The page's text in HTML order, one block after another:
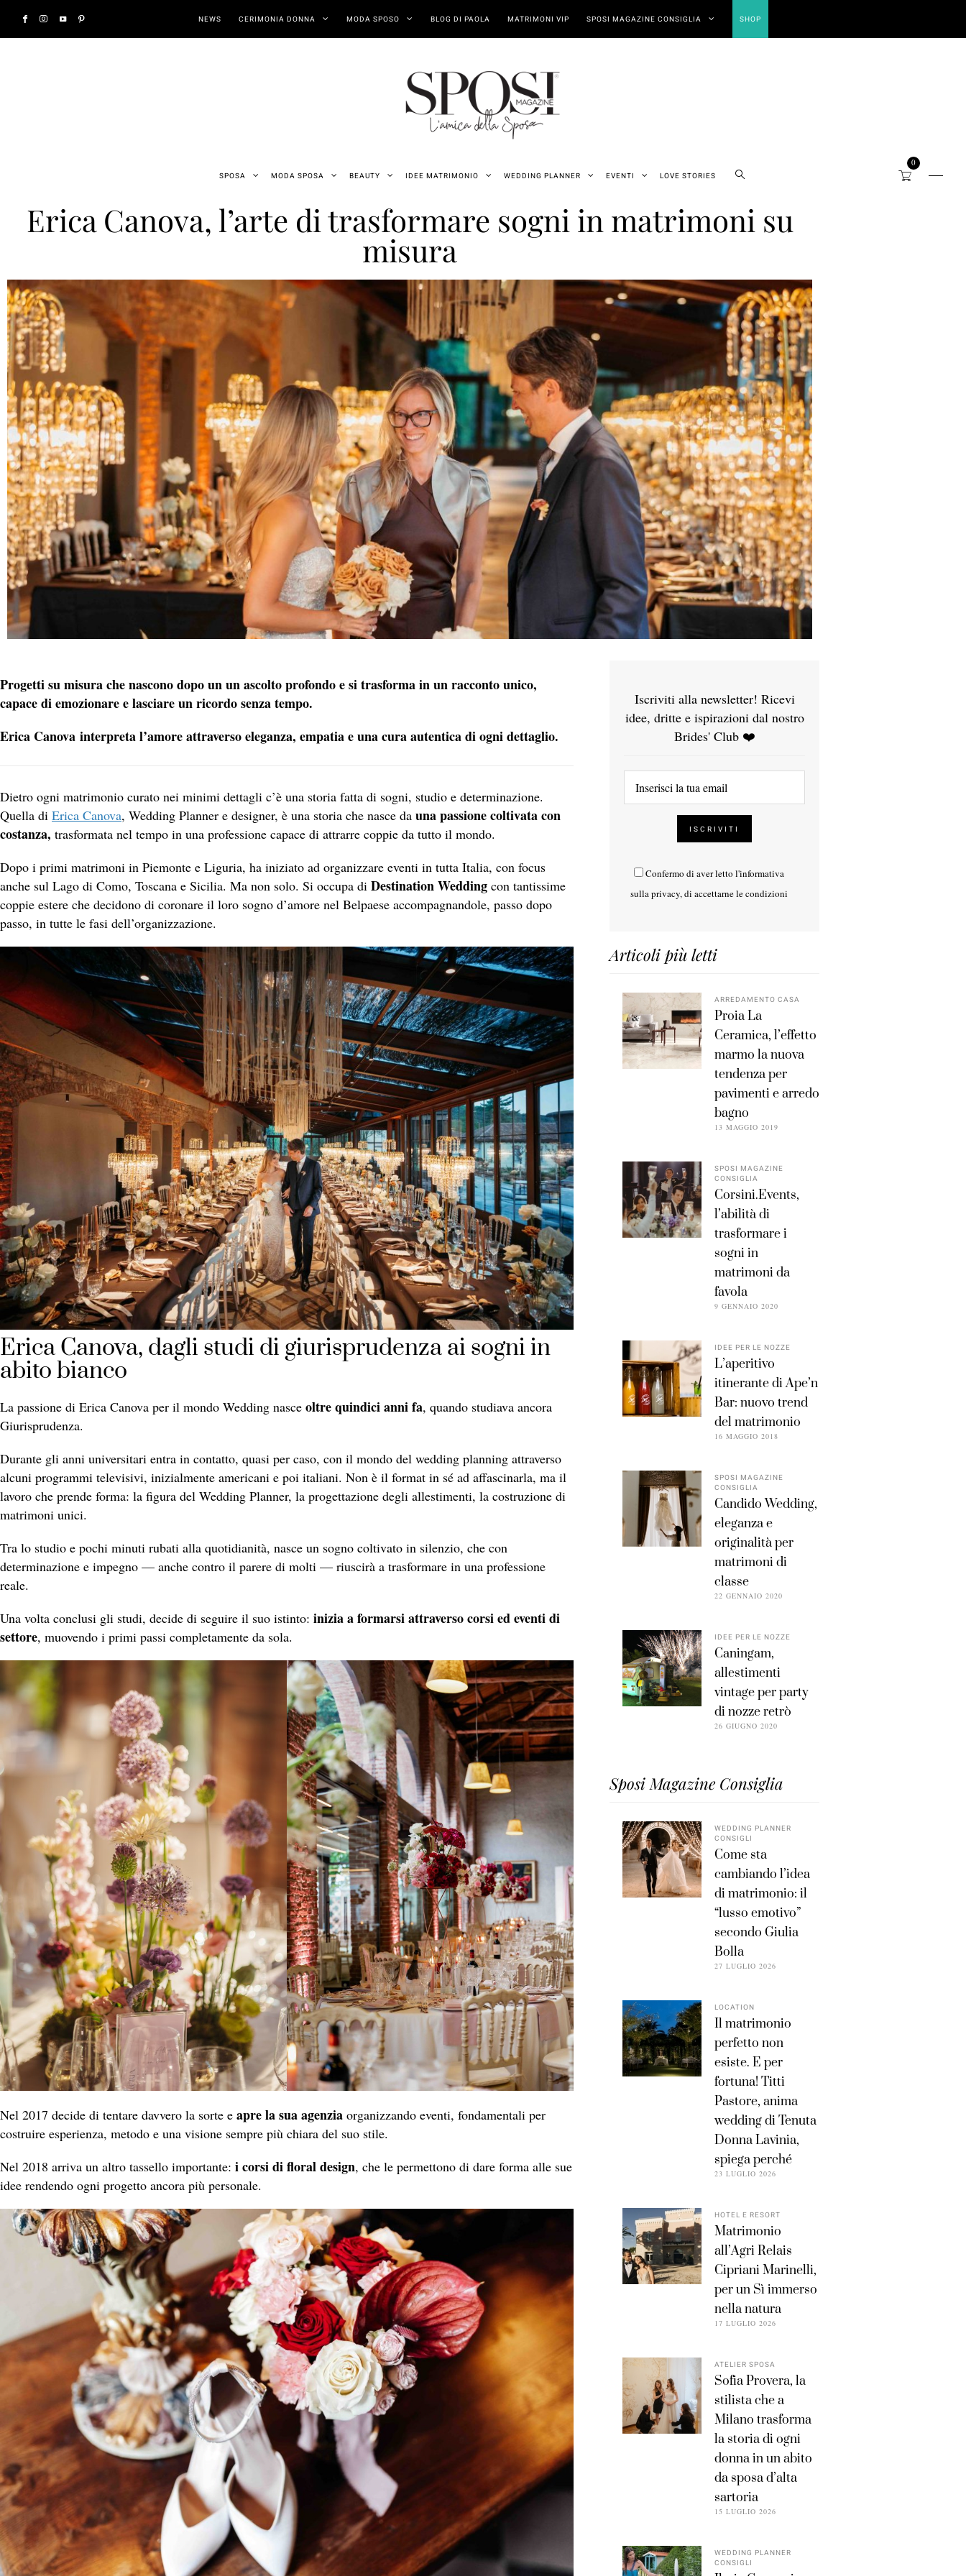
NEWS CERIMONIA DONNA MODA SPOSO BLOG DI PAOLA MATRIMONI VIP SPOSI MAGAZINE CONSIGLIA SHOP
SPOSA MODA SPOSA BEAUTY IDEE MATRIMONIO WEDDING PLANNER EVENTI LOVE STORIES
0
Erica Canova, l’arte di trasformare sogni in matrimoni su
misura
Progetti su misura che nascono dopo un un ascolto profondo e si trasforma in un racconto unico,
capace di emozionare e lasciare un ricordo senza tempo.
Erica Canova interpreta l’amore attraverso eleganza, empatia e una cura autentica di ogni dettaglio.
Dietro ogni matrimonio curato nei minimi dettagli c’è una storia fatta di sogni, studio e determinazione.
Quella di Erica Canova, Wedding Planner e designer, è una storia che nasce da una passione coltivata con
costanza, trasformata nel tempo in una professione capace di attrarre coppie da tutto il mondo.
Dopo i primi matrimoni in Piemonte e Liguria, ha iniziato ad organizzare eventi in tutta Italia, con focus
anche sul Lago di Como, Toscana e Sicilia. Ma non solo. Si occupa di Destination Wedding con tantissime
coppie estere che decidono di coronare il loro sogno d’amore nel Belpaese accompagnandole, passo dopo
passo, in tutte le fasi dell’organizzazione.
Erica Canova, dagli studi di giurisprudenza ai sogni in
abito bianco
La passione di Erica Canova per il mondo Wedding nasce oltre quindici anni fa, quando studiava ancora
Giurisprudenza.
Durante gli anni universitari entra in contatto, quasi per caso, con il mondo del wedding planning attraverso
alcuni programmi televisivi, inizialmente americani e poi italiani. Non è il format in sé ad affascinarla, ma il
lavoro che prende forma: la figura del Wedding Planner, la progettazione degli allestimenti, la costruzione di
matrimoni unici.
Tra lo studio e pochi minuti rubati alla quotidianità, nasce un sogno coltivato in silenzio, che con
determinazione e impegno — anche contro il parere di molti — riuscirà a trasformare in una professione
reale.
Una volta conclusi gli studi, decide di seguire il suo istinto: inizia a formarsi attraverso corsi ed eventi di
settore, muovendo i primi passi completamente da sola.
Nel 2017 decide di tentare davvero la sorte e apre la sua agenzia organizzando eventi, fondamentali per
costruire esperienza, metodo e una visione sempre più chiara del suo stile.
Nel 2018 arriva un altro tassello importante: i corsi di floral design, che le permettono di dare forma alle sue
idee rendendo ogni progetto ancora più personale.
Iscriviti alla newsletter! Ricevi
idee, dritte e ispirazioni dal nostro
Brides' Club ❤️
Confermo di aver letto l'informativa
sulla privacy, di accettarne le condizioni
Articoli più letti
ARREDAMENTO CASA
Proia La
Ceramica, l’effetto
marmo la nuova
tendenza per
pavimenti e arredo
bagno
13 MAGGIO 2019
SPOSI MAGAZINE
CONSIGLIA
Corsini.Events,
l’abilità di
trasformare i
sogni in
matrimoni da
favola
9 GENNAIO 2020
IDEE PER LE NOZZE
L’aperitivo
itinerante di Ape’n
Bar: nuovo trend
del matrimonio
16 MAGGIO 2018
SPOSI MAGAZINE
CONSIGLIA
Candido Wedding,
eleganza e
originalità per
matrimoni di
classe
22 GENNAIO 2020
IDEE PER LE NOZZE
Caningam,
allestimenti
vintage per party
di nozze retrò
26 GIUGNO 2020
Sposi Magazine Consiglia
WEDDING PLANNER
CONSIGLI
Come sta
cambiando l’idea
di matrimonio: il
“lusso emotivo”
secondo Giulia
Bolla
27 LUGLIO 2026
LOCATION
Il matrimonio
perfetto non
esiste. E per
fortuna! Titti
Pastore, anima
wedding di Tenuta
Donna Lavinia,
spiega perché
23 LUGLIO 2026
HOTEL E RESORT
Matrimonio
all’Agri Relais
Cipriani Marinelli,
per un Sì immerso
nella natura
17 LUGLIO 2026
ATELIER SPOSA
Sofia Provera, la
stilista che a
Milano trasforma
la storia di ogni
donna in un abito
da sposa d’alta
sartoria
15 LUGLIO 2026
WEDDING PLANNER
CONSIGLI